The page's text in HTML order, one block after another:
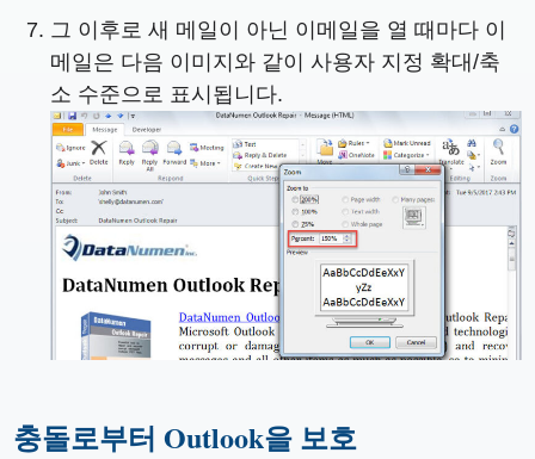
그 이후로 새 메일이 아닌 이메일을 열 때마다 이
메일은 다음 이미지와 같이 사용자 지정 확대/축
소 수준으로 표시됩니다.
충돌로부터 Outlook을 보호